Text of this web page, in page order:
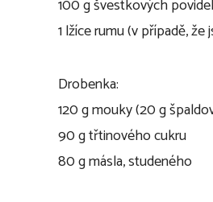
100 g švestkových
1 lžíce rumu (v případě,
Drobenka:
120 g mouky (20 g
90 g třtinového cukru
80 g másla, studeného